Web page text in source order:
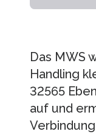
Das MWS
Handling
32565
auf und